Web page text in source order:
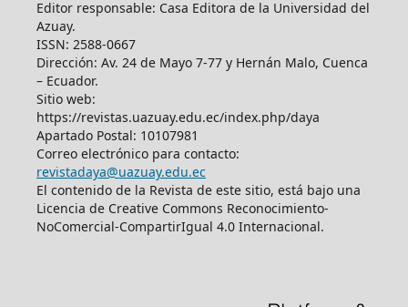
Editor responsable: Casa Editora de la Universidad del
Azuay.
ISSN: 2588-0667
Dirección: Av. 24 de Mayo 7-77 y Hernán Malo, Cuenca
– Ecuador.
Sitio web:
https://revistas.uazuay.edu.ec/index.php/daya
Apartado Postal: 10107981
Correo electrónico para contacto:
revistadaya@uazuay.edu.ec
El contenido de la Revista de este sitio, está bajo una
Licencia de Creative Commons Reconocimiento-
NoComercial-CompartirIgual 4.0 Internacional.